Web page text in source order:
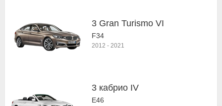
3 Gran Turismo VI
F34
2012 - 2021
3 кабрио IV
E46